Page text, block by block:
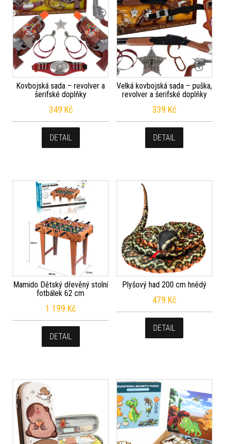
Kovbojská sada – revolver a
šerifské doplňky
349 Kč
DETAIL
Velká kovbojská sada – puška,
revolver a šerifské doplňky
339 Kč
DETAIL
Mamido Dětský dřevěný stolní
fotbálek 62 cm
1 199 Kč
DETAIL
Plyšový had 200 cm hnědý
479 Kč
DETAIL